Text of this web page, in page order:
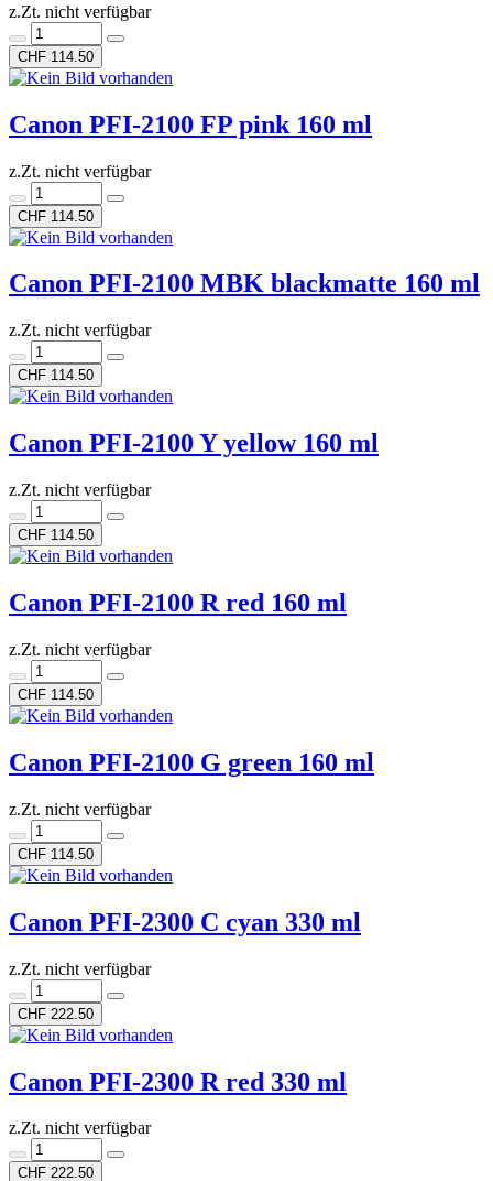
z.Zt. nicht verfügbar
CHF 114.50
Canon PFI-2100 FP pink 160 ml
z.Zt. nicht verfügbar
CHF 114.50
Canon PFI-2100 MBK blackmatte 160 ml
z.Zt. nicht verfügbar
CHF 114.50
Canon PFI-2100 Y yellow 160 ml
z.Zt. nicht verfügbar
CHF 114.50
Canon PFI-2100 R red 160 ml
z.Zt. nicht verfügbar
CHF 114.50
Canon PFI-2100 G green 160 ml
z.Zt. nicht verfügbar
CHF 114.50
Canon PFI-2300 C cyan 330 ml
z.Zt. nicht verfügbar
CHF 222.50
Canon PFI-2300 R red 330 ml
z.Zt. nicht verfügbar
CHF 222.50